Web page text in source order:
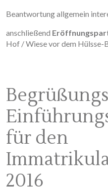
Beantwortung allgemein
anschließend
Hof / Wiese vor dem
für den
2016